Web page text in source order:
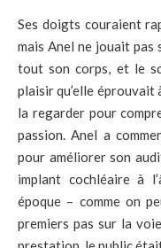
Ses doigts couraient
mais Anel ne jouait pas
tout son corps, et le
plaisir qu’elle
la regarder pour
passion. Anel a
pour améliorer son
implant cochléaire à
époque – comme on
premiers pas sur la